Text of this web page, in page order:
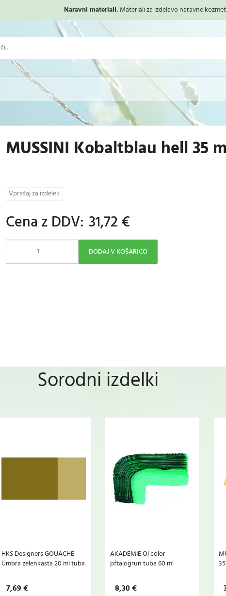
Naravni materiali. Materiali za izdelavo naravne
MUSSINI Kobaltblau hell 35
Vprašaj za izdelek
Cena z DDV: 31,72 €
DODAJ V KOŠARICO
Sorodni izdelki
HKS Designers GOUACHE
Umbra zelenkasta 20 ml tuba
7,69 €
AKADEMIE Ol color
pftalogrun tuba 60 ml
8,30 €